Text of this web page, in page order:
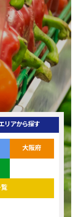
リアから探す
大阪府